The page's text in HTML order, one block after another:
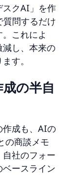
スクAI」を作
問するだけ
これによ
減し、本来の
す。
の半自
作成も、AIの
の商談メモ
自社のフォー
ースライン